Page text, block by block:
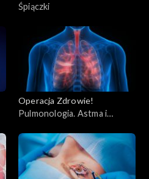
Śpiączki
Operacja Zdrowie!
Pulmonologia. Astma i